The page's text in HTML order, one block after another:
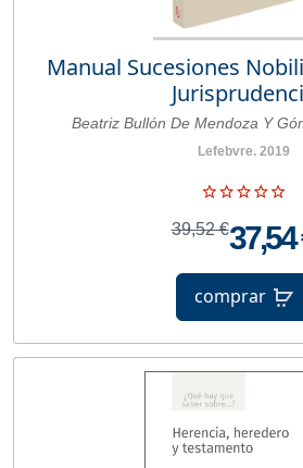
Manual Sucesiones
Beatriz Bullón De Mendoza Y
Lefebvre. 2019
39,52 €37,54
comprar